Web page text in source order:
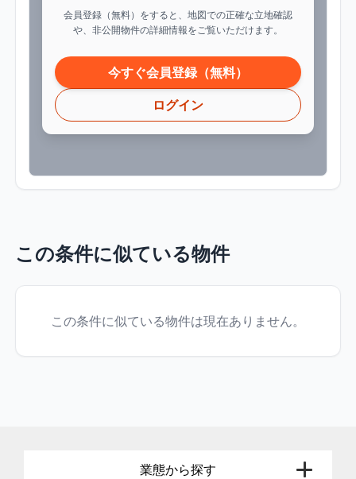
会員登録（無料）をすると、地図での正確な立地確認
や、非公開物件の詳細情報をご覧いただけます。
今すぐ会員登録（無料）
ログイン
この条件に似ている物件
この条件に似ている物件は現在ありません。
業態から探す